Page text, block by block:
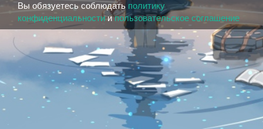
Вы обязуетесь соблюдать политику
конфиденциальностиипользовательское соглашение